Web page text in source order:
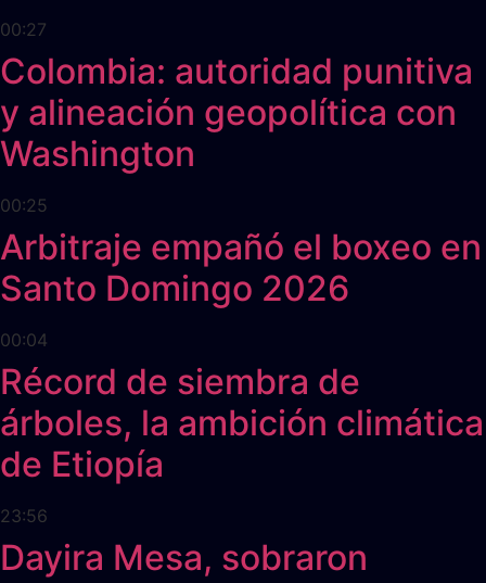
00:27
Colombia: autoridad punitiva
y alineación geopolítica con
Washington
00:25
Arbitraje empañó el boxeo en
Santo Domingo 2026
00:04
Récord de siembra de
árboles, la ambición climática
de Etiopía
23:56
Dayira Mesa, sobraron